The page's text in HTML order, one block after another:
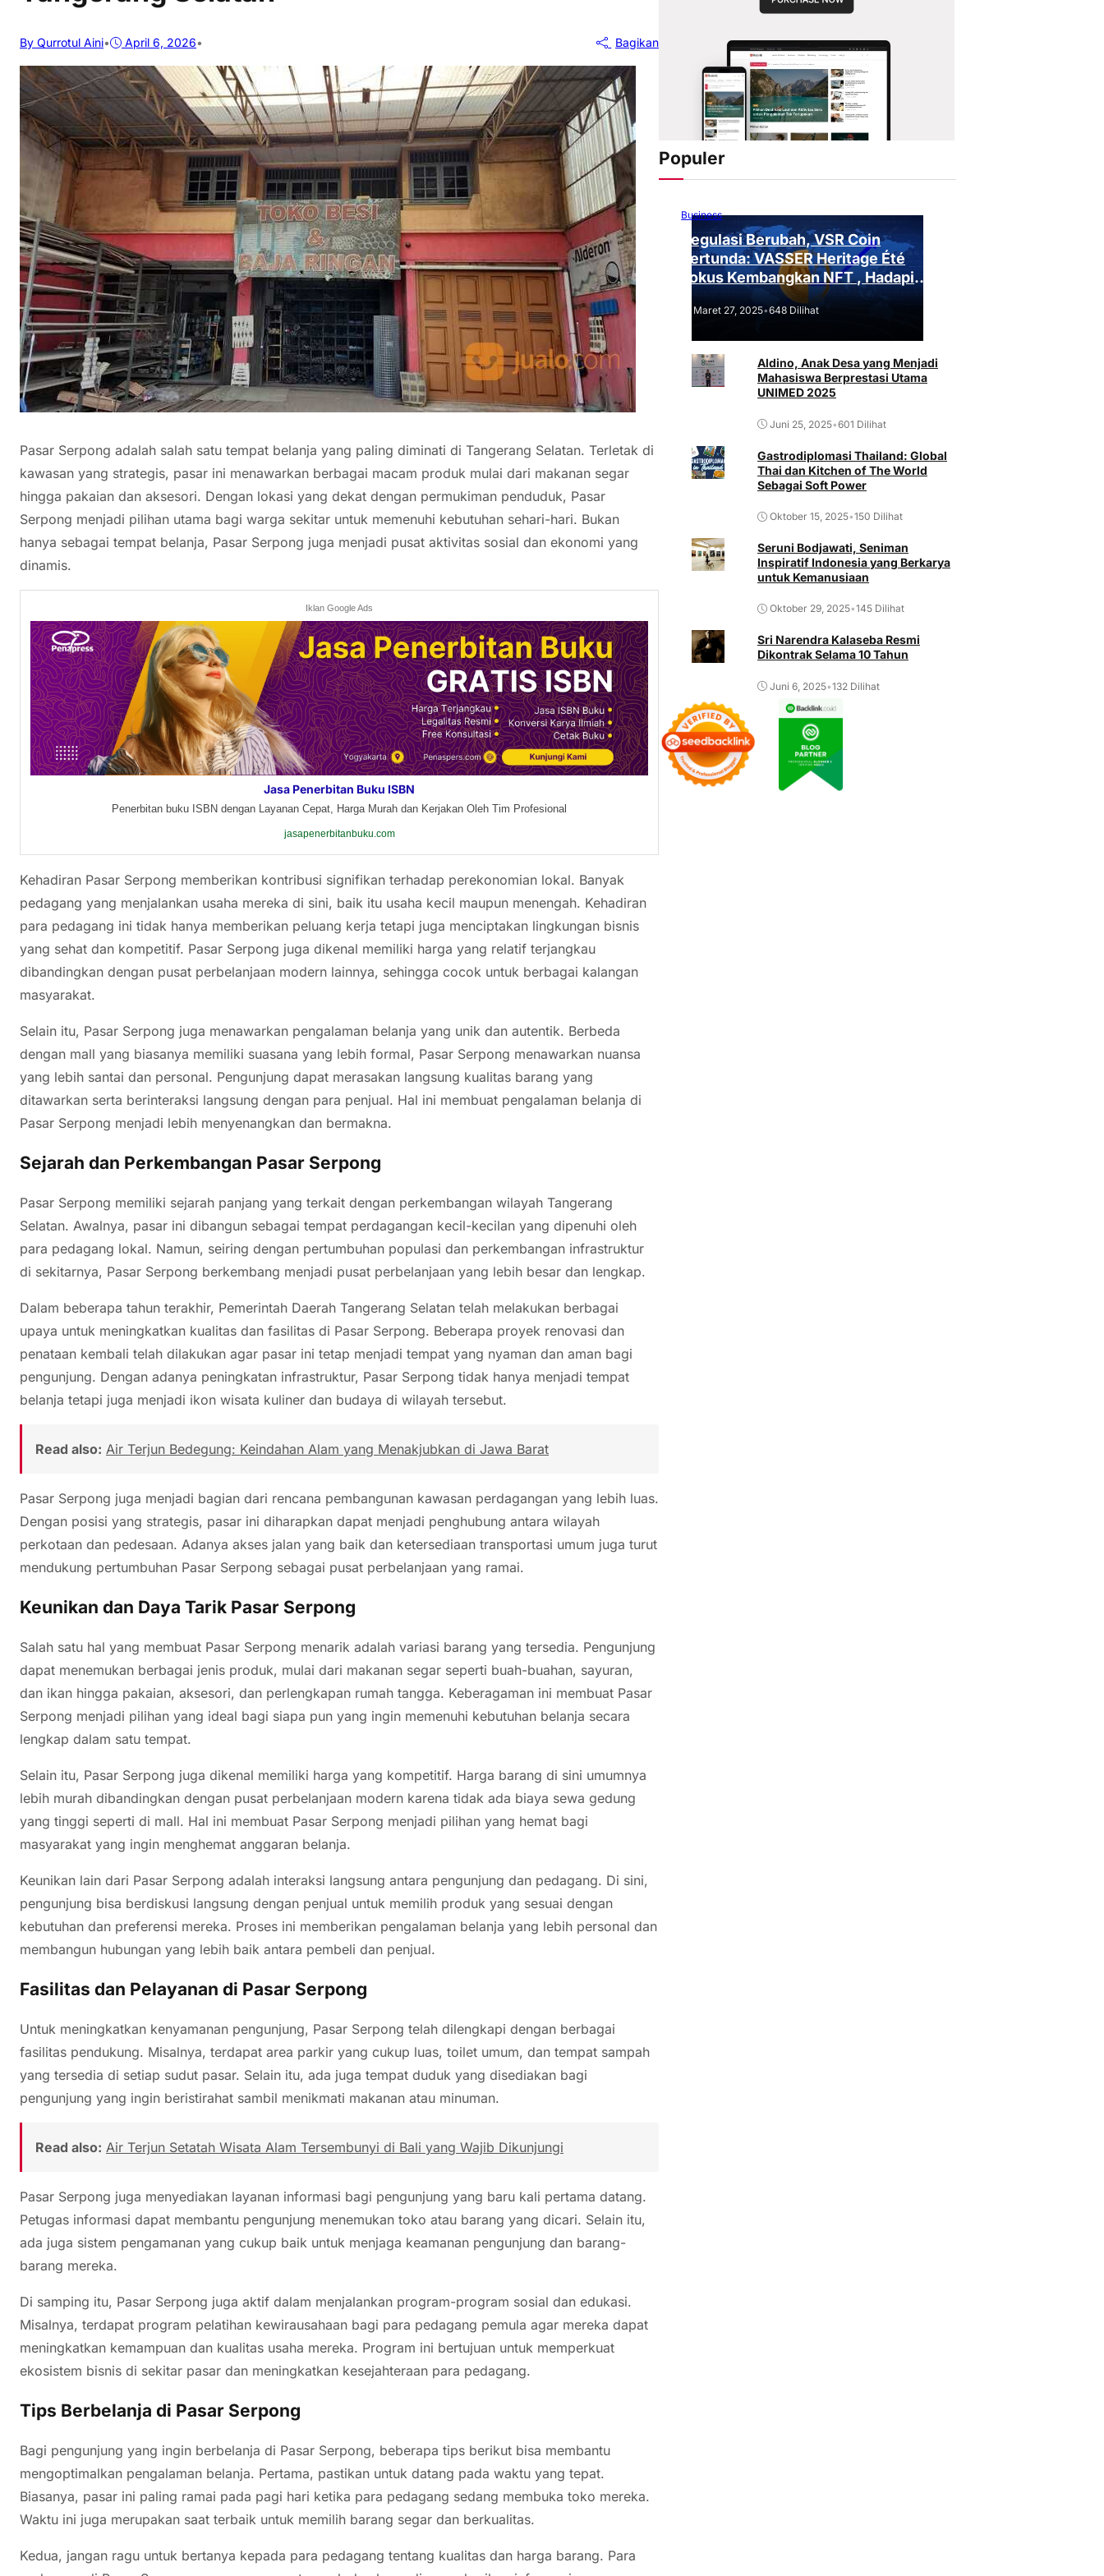
By Qurrotul Aini• April 6, 2026• Bagikan
Pasar Serpong adalah salah satu tempat belanja yang paling diminati di Tangerang Selatan. Terletak di
kawasan yang strategis, pasar ini menawarkan berbagai macam produk mulai dari makanan segar
hingga pakaian dan aksesori. Dengan lokasi yang dekat dengan permukiman penduduk, Pasar
Serpong menjadi pilihan utama bagi warga sekitar untuk memenuhi kebutuhan sehari-hari. Bukan
hanya sebagai tempat belanja, Pasar Serpong juga menjadi pusat aktivitas sosial dan ekonomi yang
dinamis.
Iklan Google Ads
Jasa Penerbitan Buku ISBN
Penerbitan buku ISBN dengan Layanan Cepat, Harga Murah dan Kerjakan Oleh Tim Profesional
jasapenerbitanbuku.com
Kehadiran Pasar Serpong memberikan kontribusi signifikan terhadap perekonomian lokal. Banyak
pedagang yang menjalankan usaha mereka di sini, baik itu usaha kecil maupun menengah. Kehadiran
para pedagang ini tidak hanya memberikan peluang kerja tetapi juga menciptakan lingkungan bisnis
yang sehat dan kompetitif. Pasar Serpong juga dikenal memiliki harga yang relatif terjangkau
dibandingkan dengan pusat perbelanjaan modern lainnya, sehingga cocok untuk berbagai kalangan
masyarakat.
Selain itu, Pasar Serpong juga menawarkan pengalaman belanja yang unik dan autentik. Berbeda
dengan mall yang biasanya memiliki suasana yang lebih formal, Pasar Serpong menawarkan nuansa
yang lebih santai dan personal. Pengunjung dapat merasakan langsung kualitas barang yang
ditawarkan serta berinteraksi langsung dengan para penjual. Hal ini membuat pengalaman belanja di
Pasar Serpong menjadi lebih menyenangkan dan bermakna.
Sejarah dan Perkembangan Pasar Serpong
Pasar Serpong memiliki sejarah panjang yang terkait dengan perkembangan wilayah Tangerang
Selatan. Awalnya, pasar ini dibangun sebagai tempat perdagangan kecil-kecilan yang dipenuhi oleh
para pedagang lokal. Namun, seiring dengan pertumbuhan populasi dan perkembangan infrastruktur
di sekitarnya, Pasar Serpong berkembang menjadi pusat perbelanjaan yang lebih besar dan lengkap.
Dalam beberapa tahun terakhir, Pemerintah Daerah Tangerang Selatan telah melakukan berbagai
upaya untuk meningkatkan kualitas dan fasilitas di Pasar Serpong. Beberapa proyek renovasi dan
penataan kembali telah dilakukan agar pasar ini tetap menjadi tempat yang nyaman dan aman bagi
pengunjung. Dengan adanya peningkatan infrastruktur, Pasar Serpong tidak hanya menjadi tempat
belanja tetapi juga menjadi ikon wisata kuliner dan budaya di wilayah tersebut.
Read also: Air Terjun Bedegung: Keindahan Alam yang Menakjubkan di Jawa Barat
Pasar Serpong juga menjadi bagian dari rencana pembangunan kawasan perdagangan yang lebih luas.
Dengan posisi yang strategis, pasar ini diharapkan dapat menjadi penghubung antara wilayah
perkotaan dan pedesaan. Adanya akses jalan yang baik dan ketersediaan transportasi umum juga turut
mendukung pertumbuhan Pasar Serpong sebagai pusat perbelanjaan yang ramai.
Keunikan dan Daya Tarik Pasar Serpong
Salah satu hal yang membuat Pasar Serpong menarik adalah variasi barang yang tersedia. Pengunjung
dapat menemukan berbagai jenis produk, mulai dari makanan segar seperti buah-buahan, sayuran,
dan ikan hingga pakaian, aksesori, dan perlengkapan rumah tangga. Keberagaman ini membuat Pasar
Serpong menjadi pilihan yang ideal bagi siapa pun yang ingin memenuhi kebutuhan belanja secara
lengkap dalam satu tempat.
Selain itu, Pasar Serpong juga dikenal memiliki harga yang kompetitif. Harga barang di sini umumnya
lebih murah dibandingkan dengan pusat perbelanjaan modern karena tidak ada biaya sewa gedung
yang tinggi seperti di mall. Hal ini membuat Pasar Serpong menjadi pilihan yang hemat bagi
masyarakat yang ingin menghemat anggaran belanja.
Keunikan lain dari Pasar Serpong adalah interaksi langsung antara pengunjung dan pedagang. Di sini,
pengunjung bisa berdiskusi langsung dengan penjual untuk memilih produk yang sesuai dengan
kebutuhan dan preferensi mereka. Proses ini memberikan pengalaman belanja yang lebih personal dan
membangun hubungan yang lebih baik antara pembeli dan penjual.
Fasilitas dan Pelayanan di Pasar Serpong
Untuk meningkatkan kenyamanan pengunjung, Pasar Serpong telah dilengkapi dengan berbagai
fasilitas pendukung. Misalnya, terdapat area parkir yang cukup luas, toilet umum, dan tempat sampah
yang tersedia di setiap sudut pasar. Selain itu, ada juga tempat duduk yang disediakan bagi
pengunjung yang ingin beristirahat sambil menikmati makanan atau minuman.
Read also: Air Terjun Setatah Wisata Alam Tersembunyi di Bali yang Wajib Dikunjungi
Pasar Serpong juga menyediakan layanan informasi bagi pengunjung yang baru kali pertama datang.
Petugas informasi dapat membantu pengunjung menemukan toko atau barang yang dicari. Selain itu,
ada juga sistem pengamanan yang cukup baik untuk menjaga keamanan pengunjung dan barang-
barang mereka.
Di samping itu, Pasar Serpong juga aktif dalam menjalankan program-program sosial dan edukasi.
Misalnya, terdapat program pelatihan kewirausahaan bagi para pedagang pemula agar mereka dapat
meningkatkan kemampuan dan kualitas usaha mereka. Program ini bertujuan untuk memperkuat
ekosistem bisnis di sekitar pasar dan meningkatkan kesejahteraan para pedagang.
Tips Berbelanja di Pasar Serpong
Bagi pengunjung yang ingin berbelanja di Pasar Serpong, beberapa tips berikut bisa membantu
mengoptimalkan pengalaman belanja. Pertama, pastikan untuk datang pada waktu yang tepat.
Biasanya, pasar ini paling ramai pada pagi hari ketika para pedagang sedang membuka toko mereka.
Waktu ini juga merupakan saat terbaik untuk memilih barang segar dan berkualitas.
Kedua, jangan ragu untuk bertanya kepada para pedagang tentang kualitas dan harga barang. Para
Populer
Business
Regulasi Berubah, VSR Coin
Tertunda: VASSER Heritage Été
Fokus Kembangkan NFT , Hadapi
Tantangan Regulasi!
Maret 27, 2025•648 Dilihat
Aldino, Anak Desa yang Menjadi
Mahasiswa Berprestasi Utama
UNIMED 2025
Juni 25, 2025•601 Dilihat
Gastrodiplomasi Thailand: Global
Thai dan Kitchen of The World
Sebagai Soft Power
Oktober 15, 2025•150 Dilihat
Seruni Bodjawati, Seniman
Inspiratif Indonesia yang Berkarya
untuk Kemanusiaan
Oktober 29, 2025•145 Dilihat
Sri Narendra Kalaseba Resmi
Dikontrak Selama 10 Tahun
Juni 6, 2025•132 Dilihat